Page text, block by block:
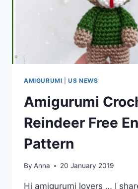
AMIGURUMI |US NEWS
Amigurumi
Reindeer Free
Pattern
By Anna 20 January 2019
Hi amigurumi lovers … I